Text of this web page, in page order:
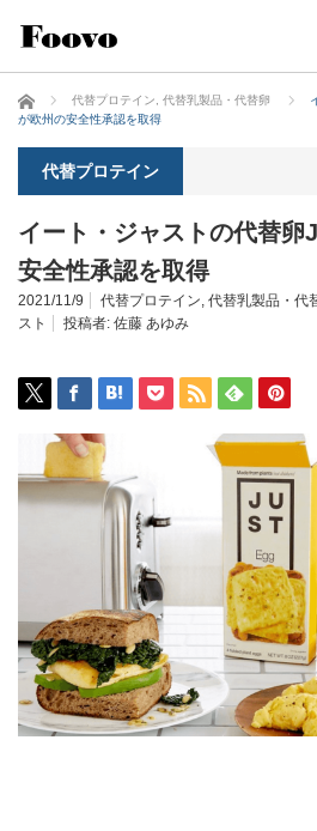
ホーム 代替プロテイン 代替乳製品・代替卵
が欧州の安全性承認を取得
代替プロテイン
イート・ジャストの代替卵
安全性承認を取得
2021/11/9 代替プロテイン, 代替乳製品・代
スト
投稿者: 佐藤 あゆみ